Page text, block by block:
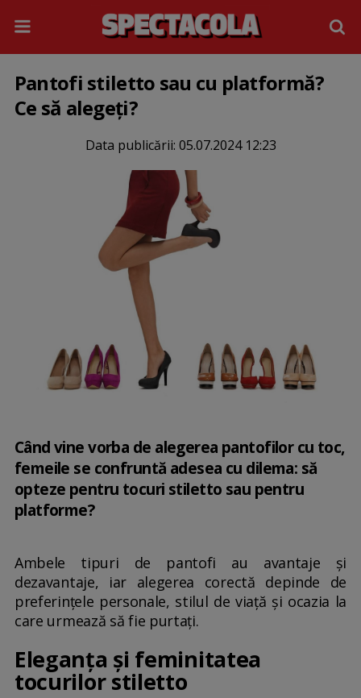
Pantofi stiletto sau cu platformă?
Ce să alegeți?
Data publicării: 05.07.2024 12:23
Când vine vorba de alegerea pantofilor cu toc,
femeile se confruntă adesea cu dilema: să
opteze pentru tocuri stiletto sau pentru
platforme?
Ambele tipuri de pantofi au avantaje și
dezavantaje, iar alegerea corectă depinde de
preferințele personale, stilul de viață și ocazia la
care urmează să fie purtați.
Eleganța și feminitatea
tocurilor stiletto